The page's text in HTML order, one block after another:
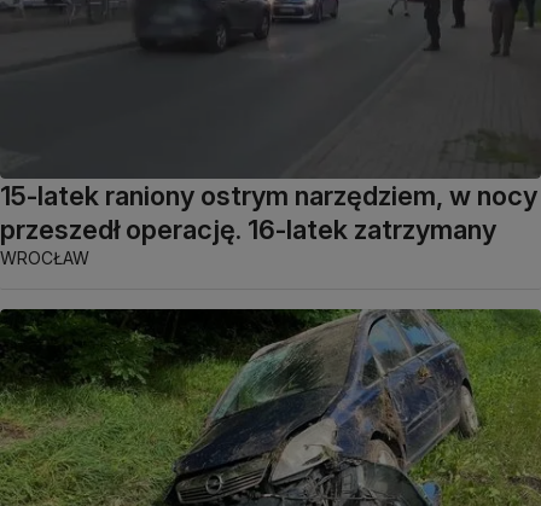
15-latek raniony ostrym narzędziem, w nocy
przeszedł operację. 16-latek zatrzymany
WROCŁAW